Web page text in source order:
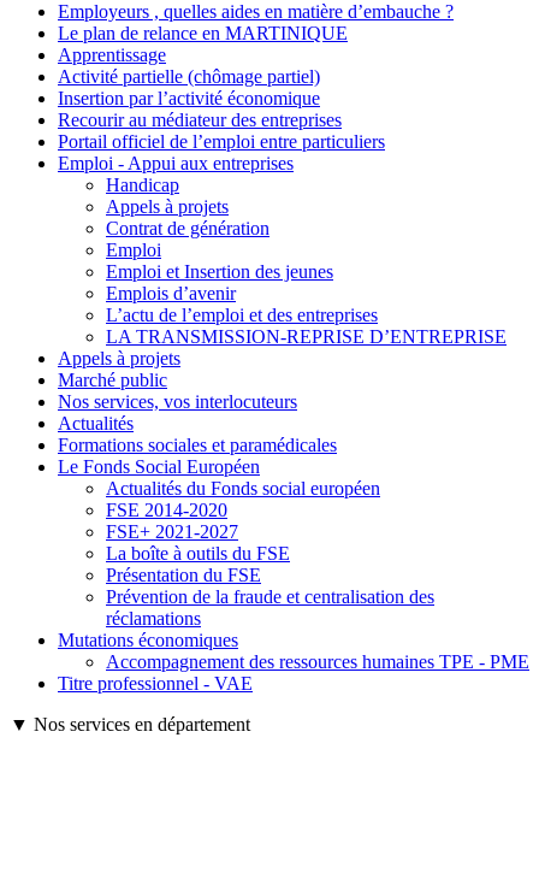
Employeurs , quelles aides en matière d’embauche ?
Le plan de relance en MARTINIQUE
Apprentissage
Activité partielle (chômage partiel)
Insertion par l’activité économique
Recourir au médiateur des entreprises
Portail officiel de l’emploi entre particuliers
Emploi - Appui aux entreprises
Handicap
Appels à projets
Contrat de génération
Emploi
Emploi et Insertion des jeunes
Emplois d’avenir
L’actu de l’emploi et des entreprises
LA TRANSMISSION-REPRISE D’ENTREPRISE
Appels à projets
Marché public
Nos services, vos interlocuteurs
Actualités
Formations sociales et paramédicales
Le Fonds Social Européen
Actualités du Fonds social européen
FSE 2014-2020
FSE+ 2021-2027
La boîte à outils du FSE
Présentation du FSE
Prévention de la fraude et centralisation des
réclamations
Mutations économiques
Accompagnement des ressources humaines TPE - PME
Titre professionnel - VAE
▼ Nos services en département